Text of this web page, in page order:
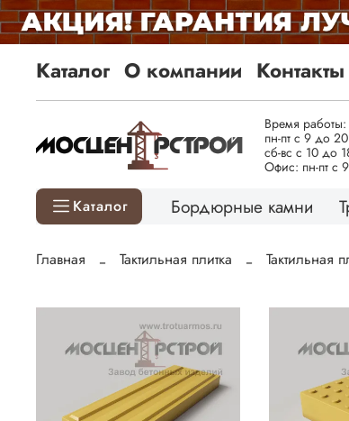
Каталог О компании Контакты
Время работы:
пн-пт с 9 до 20
сб-вс с 10 до
Офис: пн-пт с
Каталог Бордюрные камни
Главная Тактильная плитка Тактильная